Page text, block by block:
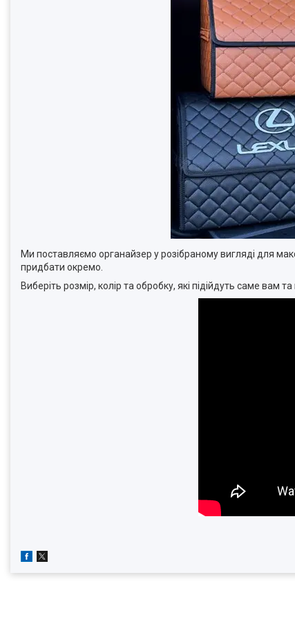
Ми поставляємо органайзер у розібраному вигляді для
придбати окремо.
Виберіть розмір, колір та обробку, які підійдуть саме